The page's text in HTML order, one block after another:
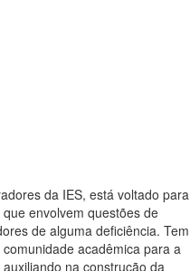
da IES, está voltado para
envolvem questões de
de alguma deficiência. Tem
acadêmica para a
na construção da